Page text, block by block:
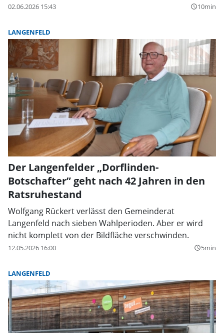
02.06.2026 15:43 query_builder10min
LANGENFELD
Der Langenfelder „Dorflinden-
Botschafter” geht nach 42 Jahren in den
Ratsruhestand
Wolfgang Rückert verlässt den Gemeinderat
Langenfeld nach sieben Wahlperioden. Aber er wird
nicht komplett von der Bildfläche verschwinden.
12.05.2026 16:00 query_builder5min
LANGENFELD